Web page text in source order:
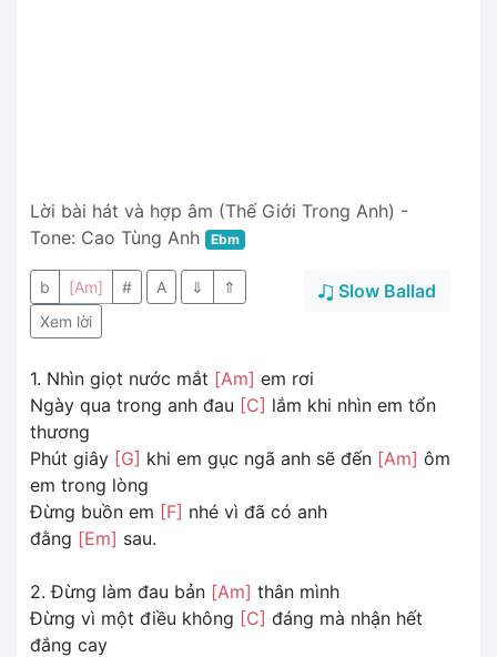
Lời bài hát và hợp âm (Thế Giới Trong Anh) -
Tone: Cao Tùng Anh
Ebm
Slow Ballad
b [Am] # A ⇓
⇑
Xem lời
1. Nhìn giọt nước mắt [Am] em rơi
Ngày qua trong anh đau [C] lắm khi nhìn em tổn
thương
Phút giây [G] khi em gục ngã anh sẽ đến [Am] ôm
em trong lòng
Đừng buồn em [F] nhé vì đã có anh
đằng [Em] sau.
2. Đừng làm đau bản [Am] thân mình
Đừng vì một điều không [C] đáng mà nhận hết
đắng cay